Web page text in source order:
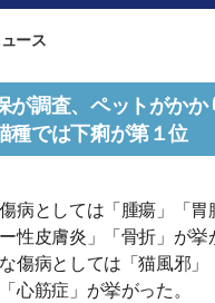
ース
が調査、ペットがか
種では下痢が第１位
病としては「腫瘍」「胃
性皮膚炎」「骨折」が挙
傷病としては「猫風邪
心筋症」が挙がった。